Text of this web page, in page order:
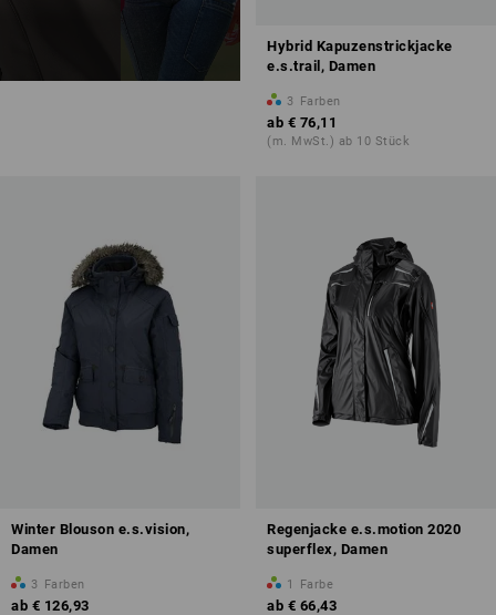
Hybrid Kapuzenstrickjacke
e.s.trail, Damen
3 Farben
ab € 76,11
(m. MwSt.) ab 10 Stück
Winter Blouson e.s.vision,
Damen
3 Farben
ab € 126,93
Regenjacke e.s.motion 2020
superflex, Damen
1 Farbe
ab € 66,43